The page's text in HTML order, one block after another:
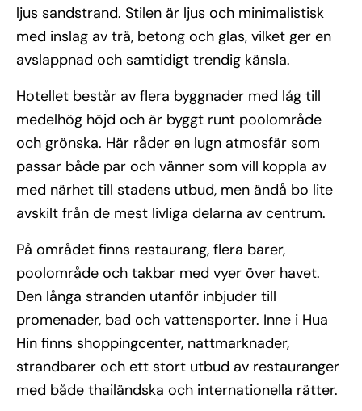
ljus sandstrand. Stilen är ljus och minimalistisk
med inslag av trä, betong och glas, vilket ger en
avslappnad och samtidigt trendig känsla.
Hotellet består av flera byggnader med låg till
medelhög höjd och är byggt runt poolområde
och grönska. Här råder en lugn atmosfär som
passar både par och vänner som vill koppla av
med närhet till stadens utbud, men ändå bo lite
avskilt från de mest livliga delarna av centrum.
På området finns restaurang, flera barer,
poolområde och takbar med vyer över havet.
Den långa stranden utanför inbjuder till
promenader, bad och vattensporter. Inne i Hua
Hin finns shoppingcenter, nattmarknader,
strandbarer och ett stort utbud av restauranger
med både thailändska och internationella rätter.